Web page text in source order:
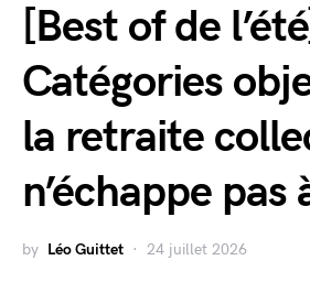
[Best of de
Catégories
la retraite
n’échappe pas
by Léo Guittet 24 juillet 2026